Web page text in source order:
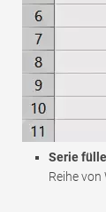
Serie
Reihe von